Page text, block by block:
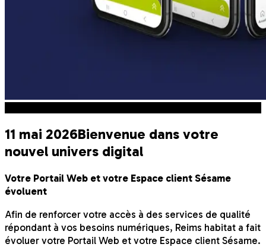
11 mai 2026Bienvenue dans votre
nouvel univers digital
Votre Portail Web et votre Espace client Sésame
évoluent
Afin de renforcer votre accès à des services de qualité
répondant à vos besoins numériques, Reims habitat a fait
évoluer votre Portail Web et votre Espace client Sésame.